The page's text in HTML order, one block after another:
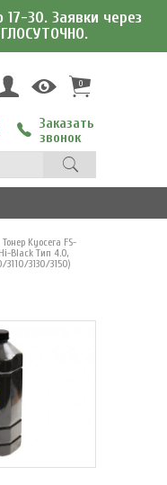
30. Заявки через
0
Заказать
звонок
Тонер Kyocera FS-
Black Тип 4.0,
3110/3130/3150)